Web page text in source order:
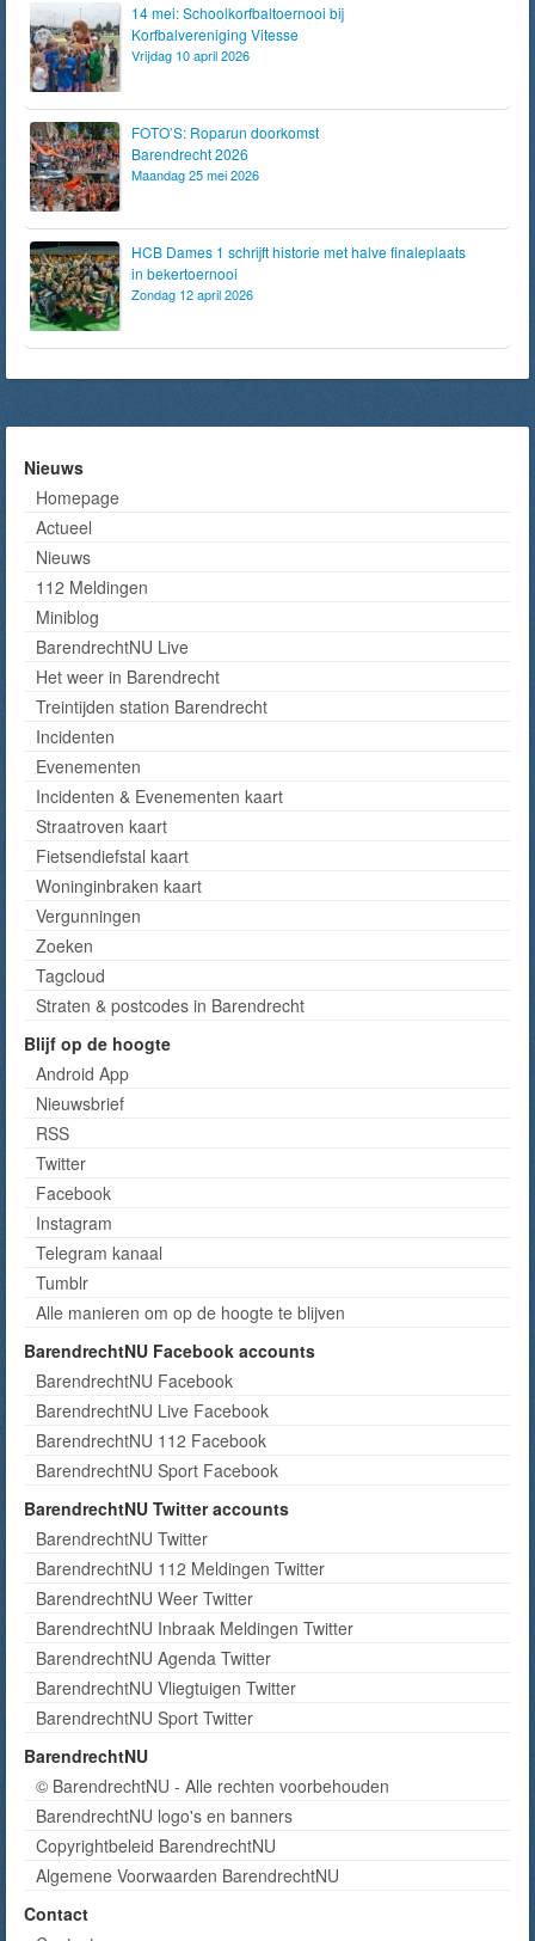
14 mei: Schoolkorfbaltoernooi bij
Korfbalvereniging Vitesse
Vrijdag 10 april 2026
FOTO’S: Roparun doorkomst
Barendrecht 2026
Maandag 25 mei 2026
HCB Dames 1 schrijft historie met halve finaleplaats
in bekertoernooi
Zondag 12 april 2026
Nieuws
Homepage
Actueel
Nieuws
112 Meldingen
Miniblog
BarendrechtNU Live
Het weer in Barendrecht
Treintijden station Barendrecht
Incidenten
Evenementen
Incidenten & Evenementen kaart
Straatroven kaart
Fietsendiefstal kaart
Woninginbraken kaart
Vergunningen
Zoeken
Tagcloud
Straten & postcodes in Barendrecht
Blijf op de hoogte
Android App
Nieuwsbrief
RSS
Twitter
Facebook
Instagram
Telegram kanaal
Tumblr
Alle manieren om op de hoogte te blijven
BarendrechtNU Facebook accounts
BarendrechtNU Facebook
BarendrechtNU Live Facebook
BarendrechtNU 112 Facebook
BarendrechtNU Sport Facebook
BarendrechtNU Twitter accounts
BarendrechtNU Twitter
BarendrechtNU 112 Meldingen Twitter
BarendrechtNU Weer Twitter
BarendrechtNU Inbraak Meldingen Twitter
BarendrechtNU Agenda Twitter
BarendrechtNU Vliegtuigen Twitter
BarendrechtNU Sport Twitter
BarendrechtNU
© BarendrechtNU - Alle rechten voorbehouden
BarendrechtNU logo's en banners
Copyrightbeleid BarendrechtNU
Algemene Voorwaarden BarendrechtNU
Contact